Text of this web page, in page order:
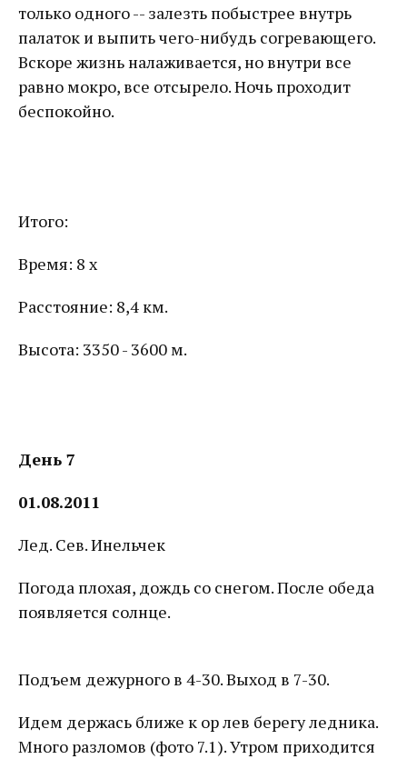
только одного -- залезть побыстрее внутрь
палаток и выпить чего-нибудь согревающего.
Вскоре жизнь налаживается, но внутри все
равно мокро, все отсырело. Ночь проходит
беспокойно.
Итого:
Время: 8 х
Расстояние: 8,4 км.
Высота: 3350 - 3600 м.
День 7
01.08.2011
Лед. Сев. Инельчек
Погода плохая, дождь со снегом. После обеда
появляется солнце.
Подъем дежурного в 4-30. Выход в 7-30.
Идем держась ближе к ор лев берегу ледника.
Много разломов (фото 7.1). Утром приходится